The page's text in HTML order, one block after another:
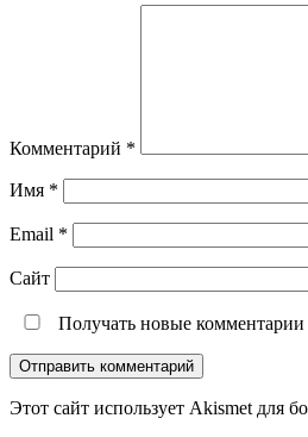
Комментарий *
Имя *
Email *
Сайт
Получать новые
Этот сайт использует Akismet для